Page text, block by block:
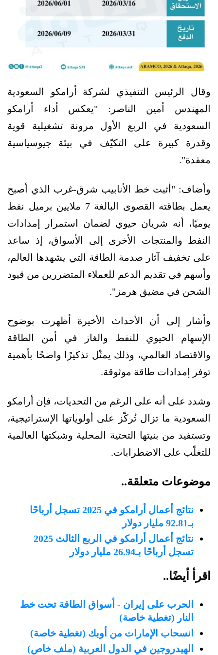
وقال الرئيس التنفيذي لشركة أرامكو السعودية
المهندس أمين الناصر: "يعكس أداء أرامكو
السعودية في الربع الأول مرونة تشغيلية قوية
وقدرة كبيرة على التكيّف في بيئة جيوسياسية
معقدة".
وأضاف: "أثبت خط الأنابيب شرق-غرب الذي أصبح
يعمل بطاقته القصوى البالغة 7 ملايين برميل نفط
يوميًا، أنه شريان حيوي لضمان استمرار إمدادات
النفط والمنتجات الأخرى إلى الأسواق، إذ ساعد
على تخفيف آثار صدمة الطاقة التي يشهدها العالم،
وأسهم في تقديم الدعم للعملاء المتضررين من قيود
الشحن في مضيق هرمز".
وأشار إلى أن الأحداث الأخيرة أظهرت بوضوح
الإسهام الحيوي للنفط والغاز في أمن الطاقة
والاقتصاد العالمي، وذلك يمثّل تذكيرًا واضحًا بأهمية
توفر إمدادات طاقة موثوقة.
وشدد على أنه على الرغم من التحديات، فإن أرامكو
السعودية ما تزال تُركّز على أولوياتها الإستراتيجية،
وتستفيد من بنيتها التحتية المحلية وشبكتها العالمية
للتغلّب على الاضطرابات.
موضوعات متعلقة..
نتائج أعمال أرامكو في 2025 تسجل أرباحًا
بـ92.81 مليار دولار
نتائج أعمال أرامكو في الربع الثالث 2025
تسجل أرباحًا بـ26.94 مليار دولار
اقرأ أيضًا..
الحرب على إيران - أسواق الطاقة تحت خط
النار (تغطية خاصة)
انسحاب الإمارات من أوبك (تغطية خاصة)
الهيدروجين في الدول العربية (ملف خاص)